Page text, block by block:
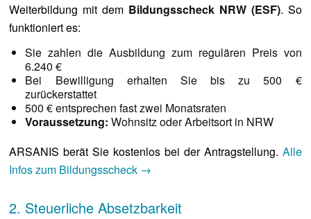
Weiterbildung mit dem Bildungsscheck NRW (ESF). So
funktioniert es:
Sie zahlen die Ausbildung zum regulären Preis von
6.240 €
Bei Bewilligung erhalten Sie bis zu 500 €
zurückerstattet
500 € entsprechen fast zwei Monatsraten
Voraussetzung: Wohnsitz oder Arbeitsort in NRW
ARSANIS berät Sie kostenlos bei der Antragstellung. Alle
Infos zum Bildungsscheck →
2. Steuerliche Absetzbarkeit